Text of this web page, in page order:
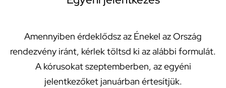
Amennyiben érdeklődsz az Énekel az Ország
rendezvény iránt, kérlek töltsd ki az alábbi formulát.
A kórusokat szeptemberben, az egyéni
jelentkezőket januárban értesítjük.